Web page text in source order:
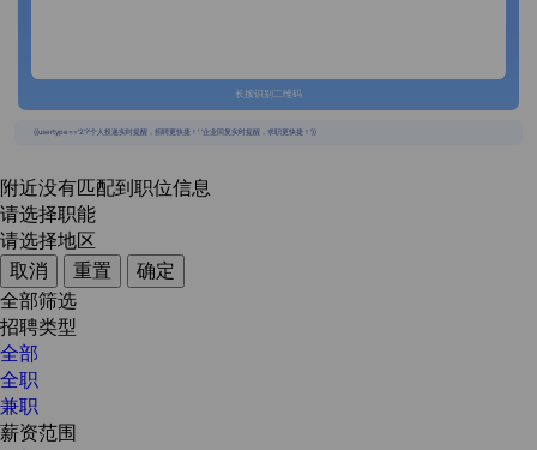
长按识别二维码
{{usertype=='2'?'个人投递实时提醒，招聘更快捷！':'企业回复实时提醒，求职更快捷！'}}
附近没有匹配到职位信息
请选择职能
请选择地区
取消
重置
确定
全部筛选
招聘类型
全部
全职
兼职
薪资范围